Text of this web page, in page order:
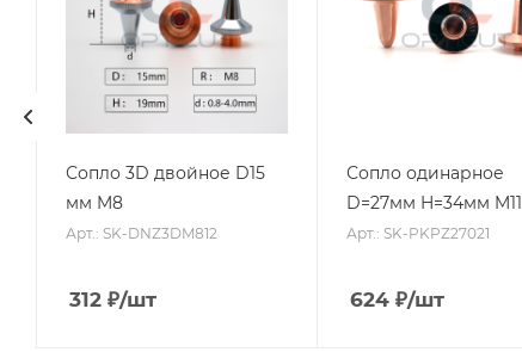
Сопло 3D двойное D15
мм M8
Арт.: SK-DNZ3DM812
312₽/шт
Сопло одинарное
D=27мм H=34мм M11
Арт.: SK-PKPZ27021
624₽/шт